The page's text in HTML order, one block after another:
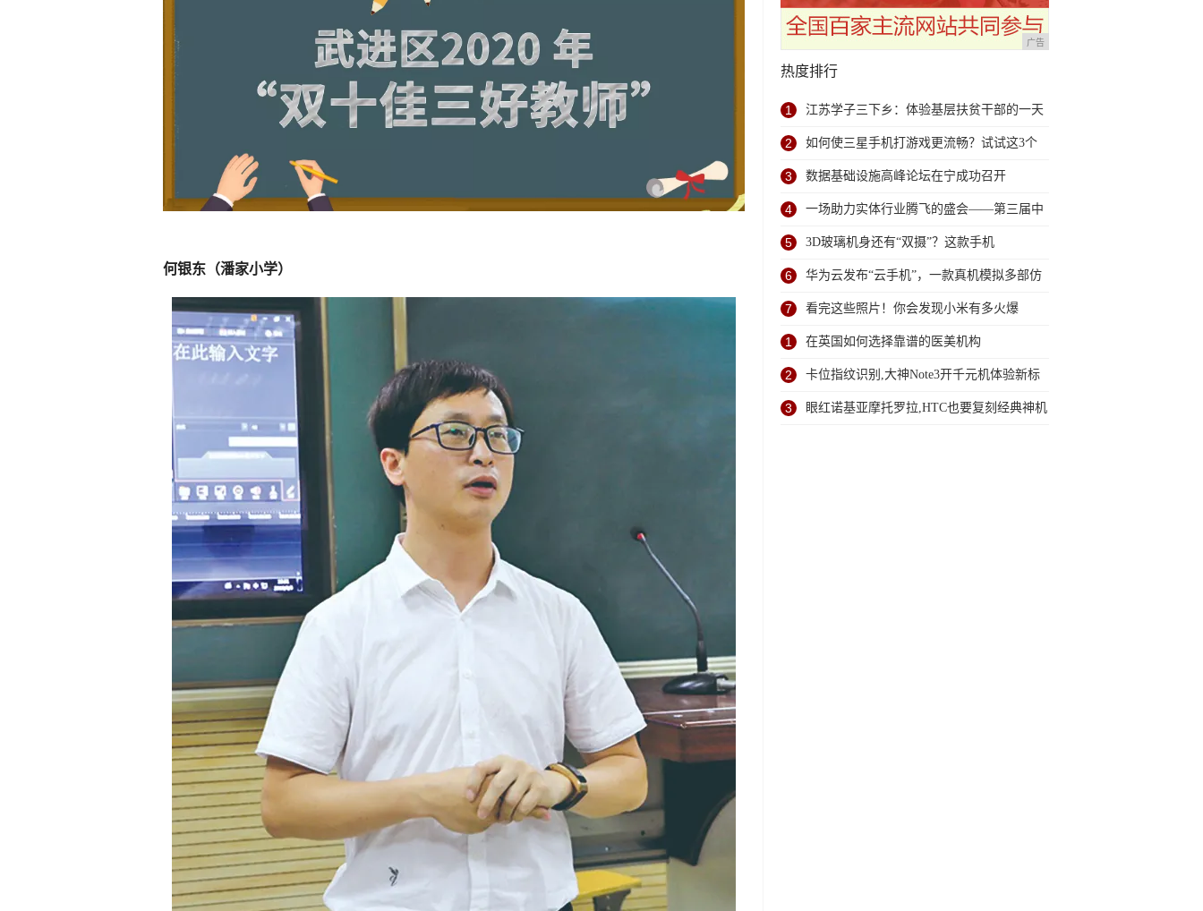
何银东（潘家小学）
广告
热度排行
1 江苏学子三下乡：体验基层扶贫干部的一天
2 如何使三星手机打游戏更流畅？试试这3个
小技巧
3 数据基础设施高峰论坛在宁成功召开
4 一场助力实体行业腾飞的盛会——第三届中
国影商大会9.3
5 3D玻璃机身还有“双摄”？这款手机
4GB+64GB售价不足600！
6 华为云发布“云手机”，一款真机模拟多部仿
真手机
7 看完这些照片！你会发现小米有多火爆
1 在英国如何选择靠谱的医美机构
2 卡位指纹识别,大神Note3开千元机体验新标
准
3 眼红诺基亚摩托罗拉,HTC也要复刻经典神机